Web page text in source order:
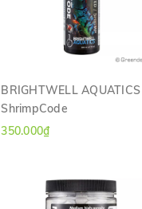
BRIGHTWELL
ShrimpCode
350.000₫